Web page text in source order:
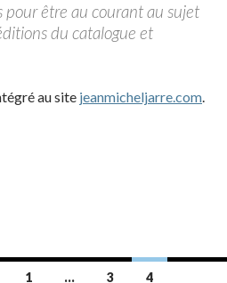
pour être au courant au sujet
du catalogue et
au site jeanmicheljarre.com.
1 … 3 4